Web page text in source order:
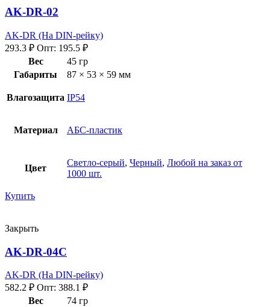
AK-DR-02
AK-DR (На DIN-рейку)
293.3 ₽ Опт: 195.5 ₽
Вес
45 гр
Габариты
87 × 53 × 59 мм
Влагозащита IP54
Материал АБС-пластик
Цвет
Светло-серый, Черный, Любой на заказ от
1000 шт.
Купить
Закрыть
AK-DR-04C
AK-DR (На DIN-рейку)
582.2 ₽ Опт: 388.1 ₽
Вес
74 гр